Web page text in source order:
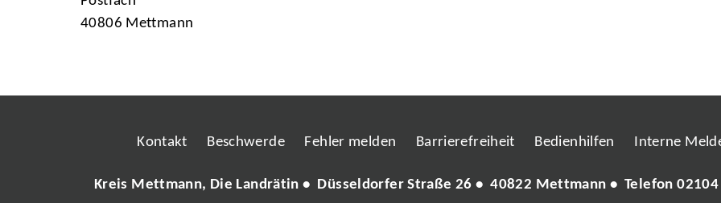
40806 Mettmann
Kontakt Beschwerde Fehler melden Barrierefreiheit Bedienhilfen Interne
Kreis Mettmann, Die Landrätin • Düsseldorfer Straße 26 • 40822 Mettmann • Telefon